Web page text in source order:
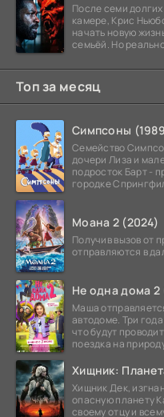
После семи
камере, Крис
начать новую
семьёй. Но
Топ за месяц
Симпсоны
Семейство
дочери Лиза и
подросток Барт -
городке
Моана 2 (2024)
Получив вызов от
отправляются в
Не одна дома 2
Маша
автодоме. Три
что будут
поездка на
Хищник:
Хищник Дек,
опасную планету
своему отцу и